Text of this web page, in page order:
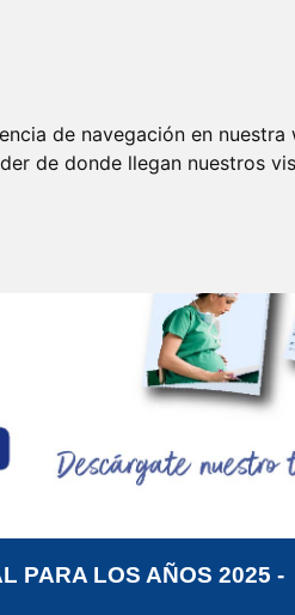
de navegación en
de donde llegan nuestros
PARA LOS AÑOS 2025 -